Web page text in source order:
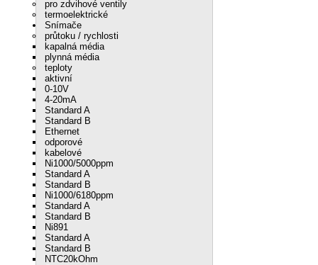
pro zdvihové ventily
termoelektrické
Snímače
průtoku / rychlosti
kapalná média
plynná média
teploty
aktivní
0-10V
4-20mA
Standard A
Standard B
Ethernet
odporové
kabelové
Ni1000/5000ppm
Standard A
Standard B
Ni1000/6180ppm
Standard A
Standard B
Ni891
Standard A
Standard B
NTC20kOhm